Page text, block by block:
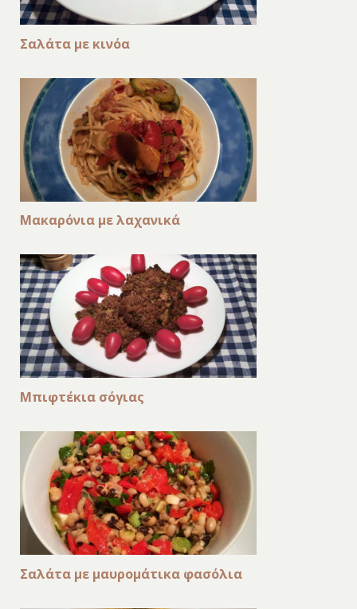
Σαλάτα με κινόα
Μακαρόνια με λαχανικά
Μπιφτέκια σόγιας
Σαλάτα με μαυρομάτικα φασόλια